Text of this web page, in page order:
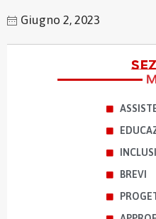
Giugno 2, 2023
BREVI